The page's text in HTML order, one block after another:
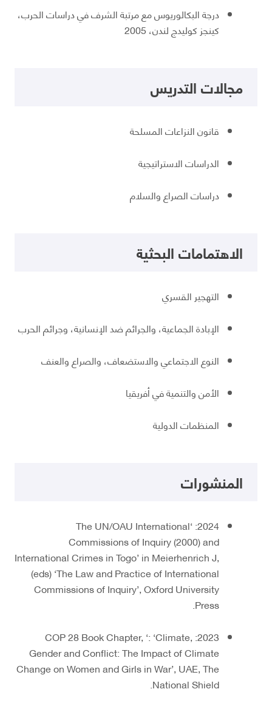
درجة البكالوريوس مع مرتبة الشرف في دراسات الحرب،
كينجز كوليدج لندن، 2005
مجالات التدريس
قانون النزاعات المسلحة
الدراسات الاستراتيجية
دراسات الصراع والسلام
الاهتمامات البحثية
التهجير القسري
الإبادة الجماعية، والجرائم ضد الإنسانية، وجرائم الحرب
النوع الاجتماعي والاستضعاف، والصراع والعنف
الأمن والتنمية في أفريقيا
المنظمات الدولية
المنشورات
2024: ‘The UN/OAU International
Commissions of Inquiry (2000) and
International Crimes in Togo’ in Meierhenrich J,
(eds) ‘The Law and Practice of International
Commissions of Inquiry’, Oxford University
Press.
2023: COP 28 Book Chapter, ‘: ‘Climate,
Gender and Conflict: The Impact of Climate
Change on Women and Girls in War’, UAE, The
National Shield.